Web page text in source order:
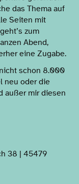
das Thema auf
Seiten mit
zum
Abend,
eine Zugabe.
schon 8.000
neu oder die
außer mir diesen
38 | 45479